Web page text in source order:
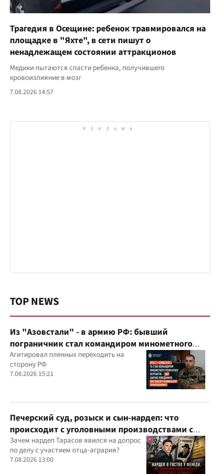
Трагедия в Осещине: ребенок травмировался на
площадке в "Яхте", в сети пишут о
ненадлежащем состоянии аттракционов
Медики пытаются спасти ребенка, получившего
кровоизлияние в мозг
7.08.2026 14:57
TOP NEWS
Из "Азовстали" - в армию РФ: бывший
пограничник стал командиром минометного
расчета оккупантов
Агитировал пленных переходить на
сторону РФ
7.08.2026 15:21
Печерский суд, розыск и сын-нардеп: что
происходит с уголовными производствами с
участием агробарона Тарасова?
Зачем нардеп Тарасов явился на допрос
по делу с участием отца-агрария?
7.08.2026 13:00